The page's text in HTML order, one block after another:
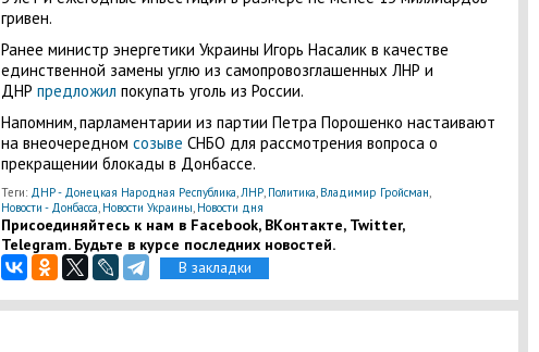
гривен.
Ранее министр энергетики Украины Игорь Насалик в качестве
единственной замены углю из самопровозглашенных ЛНР и
ДНР предложил покупать уголь из России.
Напомним, парламентарии из партии Петра Порошенко настаивают
на внеочередном созыве СНБО для рассмотрения вопроса о
прекращении блокады в Донбассе.
Теги: ДНР - Донецкая Народная Республика,ЛНР, Политика, Владимир Гройсман,
Новости - Донбасса, Новости Украины, Новости дня
Присоединяйтесь к нам в Facebook, ВКонтакте, Twitter,
Telegram. Будьте в курсе последних новостей.
В закладки